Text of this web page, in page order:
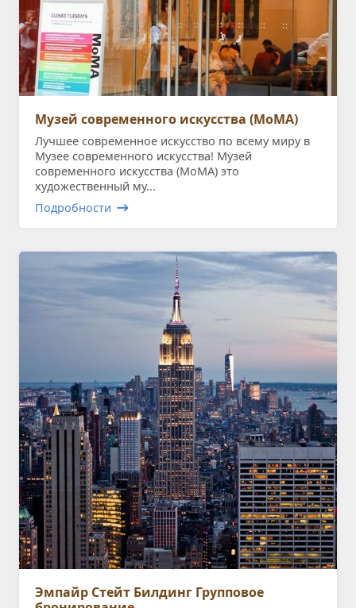
Музей современного искусства (MoMA)
Лучшее современное искусство по всему миру в
Музее современного искусства! Музей
современного искусства (MoMA) это
художественный му...
Подробности
Эмпайр Стейт Билдинг Групповое